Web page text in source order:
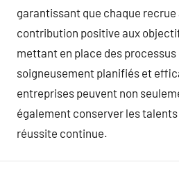
garantissant que chaque recrue
contribution positive aux
mettant en place des
soigneusement planifiés et
entreprises peuvent non
également conserver les
réussite continue.